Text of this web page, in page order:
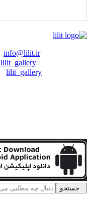
info@lilit.ir
lilit_gallery
lilit_gallery
جستجو